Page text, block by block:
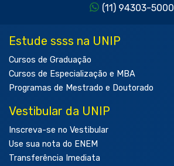
(11) 94303-5000
Estude ssss na UNIP
Cursos de Graduação
Cursos de Especialização e MBA
Programas de Mestrado e Doutorado
Vestibular da UNIP
Inscreva-se no Vestibular
Use sua nota do ENEM
Transferência Imediata